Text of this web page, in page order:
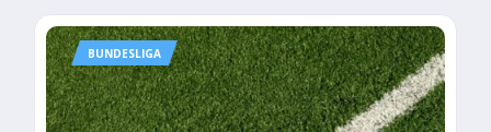
BUNDESLIGA